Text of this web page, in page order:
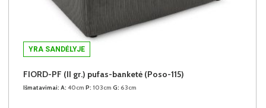
YRA SANDĖLYJE
FIORD-PF (II gr.) pufas-banketė (Poso-115)
Išmatavimai: A: 40cm P: 103cm G: 63cm